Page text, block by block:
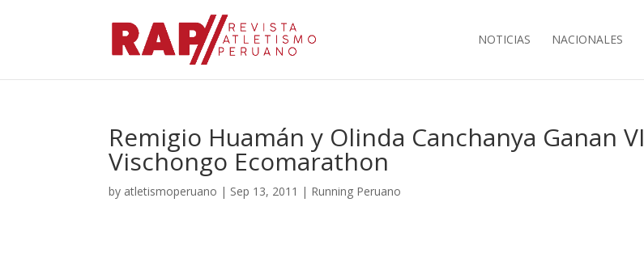
NOTICIAS NACIONALES
Remigio Huamán y Olinda Canchanya Ganan VI
Vischongo Ecomarathon
by atletismoperuano | Sep 13, 2011 | Running Peruano